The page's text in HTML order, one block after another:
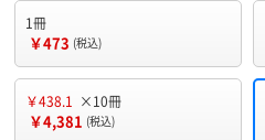
1冊
￥473 (税込)
￥438.1 ×10冊
￥4,381 (税込)